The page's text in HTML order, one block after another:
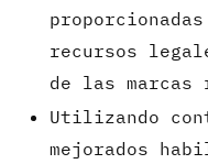
recursos
de las marcas
Utilizando
mejorados